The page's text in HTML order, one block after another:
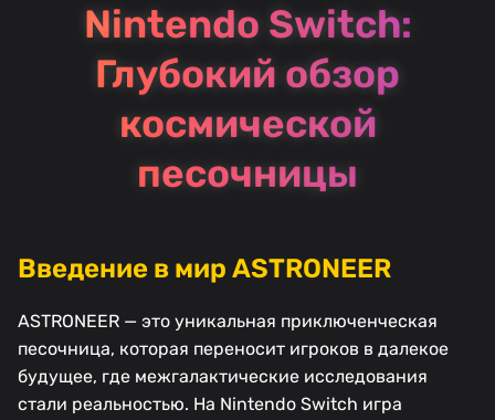
Nintendo Switch:
Глубокий обзор
космической
песочницы
Введение в мир ASTRONEER
ASTRONEER — это уникальная приключенческая
песочница, которая переносит игроков в далекое
будущее, где межгалактические исследования
стали реальностью. На Nintendo Switch игра